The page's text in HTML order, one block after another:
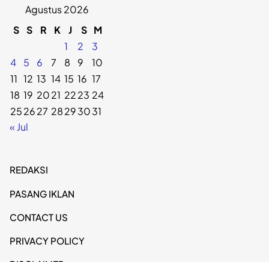
Agustus 2026
S S R K J S M
1
2
3
4
5 6 7 8 9
10
11 12 13 14 15 16 17
18 19 2021 2223 24
252627 28293031
« Jul
REDAKSI
PASANG IKLAN
CONTACT US
PRIVACY POLICY